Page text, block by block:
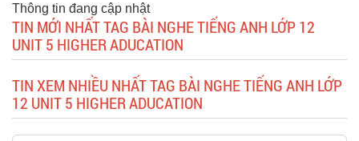
Thông tin đang cập nhật
TIN MỚI NHẤT TAG BÀI NGHE TIẾNG ANH LỚP 12
UNIT 5 HIGHER ADUCATION
TIN XEM NHIỀU NHẤT TAG BÀI NGHE TIẾNG ANH LỚP
12 UNIT 5 HIGHER ADUCATION